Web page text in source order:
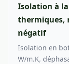
Isolation à
thermiques,
négatif
Isolation en
W/m.K,